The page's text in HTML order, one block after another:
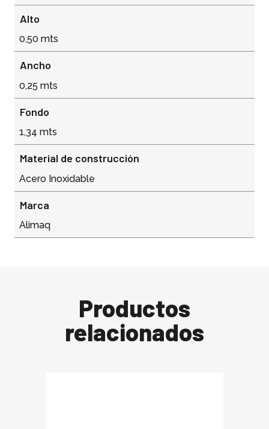
Alto
0,50 mts
Ancho
0,25 mts
Fondo
1,34 mts
Material de construcción
Acero Inoxidable
Marca
Alimaq
Productos
relacionados